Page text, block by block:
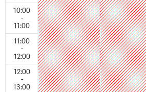
10:00
-
11:00
11:00
-
12:00
12:00
-
13:00